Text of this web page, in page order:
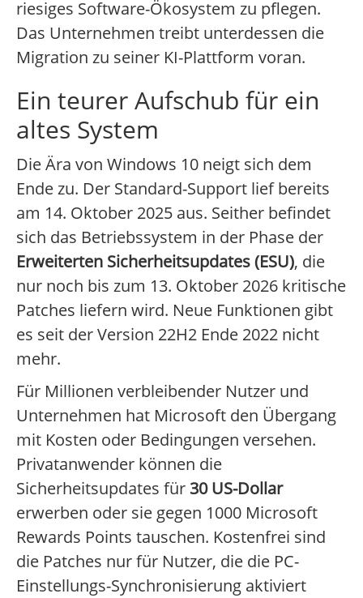
riesiges Software-Ökosystem zu pflegen.
Das Unternehmen treibt unterdessen die
Migration zu seiner KI-Plattform voran.
Ein teurer Aufschub für ein
altes System
Die Ära von Windows 10 neigt sich dem
Ende zu. Der Standard-Support lief bereits
am 14. Oktober 2025 aus. Seither befindet
sich das Betriebssystem in der Phase der
Erweiterten Sicherheitsupdates (ESU), die
nur noch bis zum 13. Oktober 2026 kritische
Patches liefern wird. Neue Funktionen gibt
es seit der Version 22H2 Ende 2022 nicht
mehr.
Für Millionen verbleibender Nutzer und
Unternehmen hat Microsoft den Übergang
mit Kosten oder Bedingungen versehen.
Privatanwender können die
Sicherheitsupdates für 30 US-Dollar
erwerben oder sie gegen 1000 Microsoft
Rewards Points tauschen. Kostenfrei sind
die Patches nur für Nutzer, die die PC-
Einstellungs-Synchronisierung aktiviert